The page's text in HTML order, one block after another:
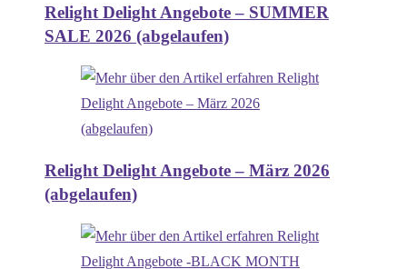
Relight Delight Angebote – SUMMER
SALE 2026 (abgelaufen)
Relight Delight Angebote – März 2026
(abgelaufen)